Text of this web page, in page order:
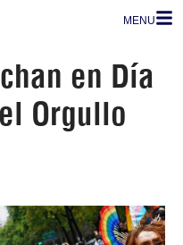
MENU
en Día
Orgullo